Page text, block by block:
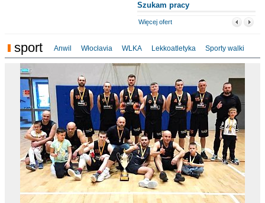
Szukam pracy
Więcej ofert
sport Anwil Włocłavia WLKA Lekkoatletyka Sporty walki